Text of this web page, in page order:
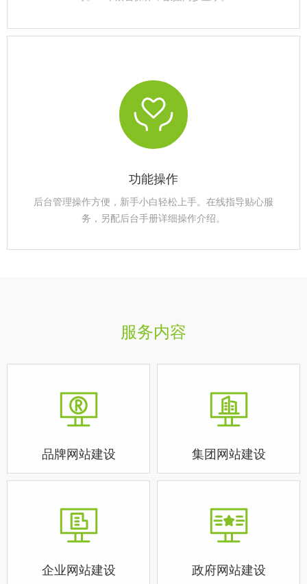
功能操作
后台管理操作方便，新手小白轻松上手。在线指导贴心服
务，另配后台手册详细操作介绍。
服务内容
品牌网站建设 集团网站建设
企业网站建设 政府网站建设